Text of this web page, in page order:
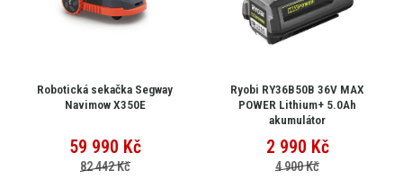
Robotická sekačka Segway
Navimow X350E
59 990 Kč
82 442 Kč
Ryobi RY36B50B 36V MAX
POWER Lithium+ 5.0Ah
akumulátor
2 990 Kč
4 900 Kč